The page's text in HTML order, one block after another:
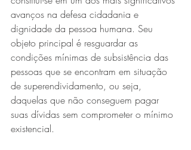
avanços na defesa cidadania e
dignidade da pessoa humana. Seu
objeto principal é resguardar as
condições mínimas de subsistência das
pessoas que se encontram em situação
de superendividamento, ou seja,
daquelas que não conseguem pagar
suas dívidas sem comprometer o mínimo
existencial.